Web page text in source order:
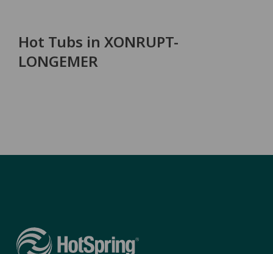
Hot Tubs in XONRUPT-
LONGEMER